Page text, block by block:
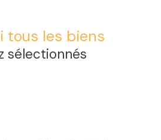
tous les biens
sélectionnés